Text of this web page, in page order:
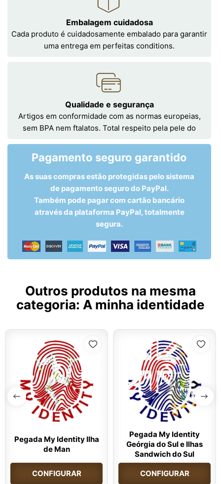
Embalagem cuidadosa
Cada produto é cuidadosamente embalado para garantir
uma entrega em perfeitas conditions.
Qualidade e segurança
Artigos em conformidade com as normas europeias,
sem BPA nem ftalatos. Total respeito pela pele do
Pagamento seguro garantido
As suas compras estão protegidas pelo sistema
de pagamento seguro do PayPal.
Também pode pagar com cartão bancário
através da plataforma PayPal, totalmente
segura.
Outros produtos na mesma
categoria: A minha identidade
Pegada My Identity Ilha
de Man
CONFIGURAR
Pegada My Identity
Geórgia do Sul e Ilhas
Sandwich do Sul
CONFIGURAR